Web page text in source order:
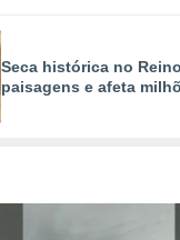
Seca histórica no
paisagens e afeta